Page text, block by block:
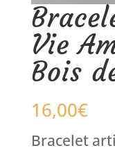
Vie
Bois
16,00€
Bracelet